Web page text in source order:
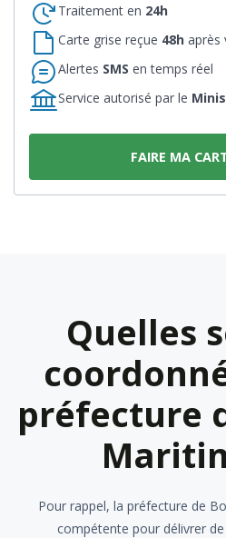
Traitement en 24h
Carte grise reçue 48h après
Alertes SMS en temps réel
Service autorisé par le
FAIRE MA
Quelles
préfecture
Pour rappel, la préfecture de
compétente pour délivrer de